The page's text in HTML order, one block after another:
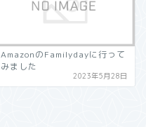
AmazonのFamilydayに行って
みました
2023年5月28日